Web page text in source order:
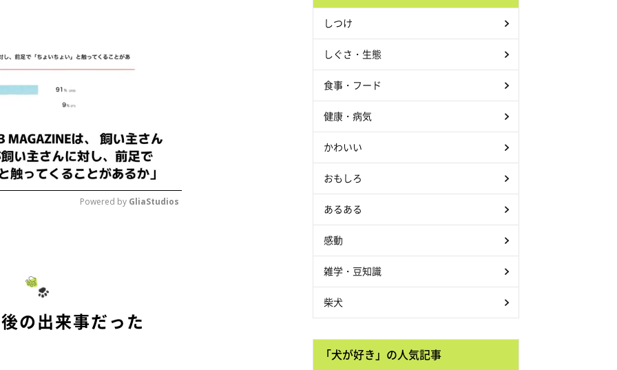
Powered by GliaStudios
の出来事だった
しつけ
しぐさ・生態
食事・フード
健康・病気
かわいい
おもしろ
あるある
感動
雑学・豆知識
柴犬
「犬が好き」の人気記事